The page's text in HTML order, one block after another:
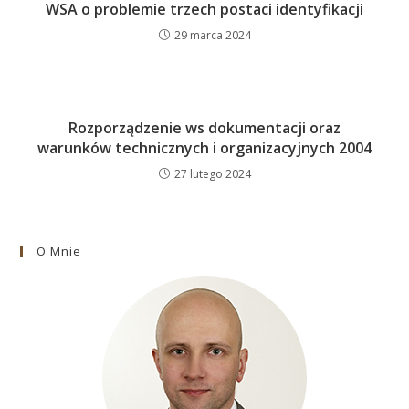
WSA o problemie trzech postaci identyfikacji
29 marca 2024
Rozporządzenie ws dokumentacji oraz
warunków technicznych i organizacyjnych 2004
27 lutego 2024
O Mnie